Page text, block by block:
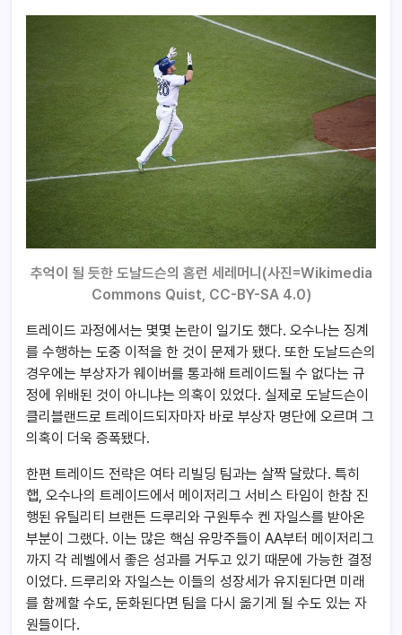
추억이 될 듯한 도날드슨의 홈런 세레머니(사진=Wikimedia
Commons Quist, CC-BY-SA 4.0)
트레이드 과정에서는 몇몇 논란이 일기도 했다. 오수나는 징계
를 수행하는 도중 이적을 한 것이 문제가 됐다. 또한 도날드슨의
경우에는 부상자가 웨이버를 통과해 트레이드될 수 없다는 규
정에 위배된 것이 아니냐는 의혹이 있었다. 실제로 도날드슨이
클리블랜드로 트레이드되자마자 바로 부상자 명단에 오르며 그
의혹이 더욱 증폭됐다.
한편 트레이드 전략은 여타 리빌딩 팀과는 살짝 달랐다. 특히
햅, 오수나의 트레이드에서 메이저리그 서비스 타임이 한참 진
행된 유틸리티 브랜든 드루리와 구원투수 켄 자일스를 받아온
부분이 그랬다. 이는 많은 핵심 유망주들이 AA부터 메이저리그
까지 각 레벨에서 좋은 성과를 거두고 있기 때문에 가능한 결정
이었다. 드루리와 자일스는 이들의 성장세가 유지된다면 미래
를 함께할 수도, 둔화된다면 팀을 다시 옮기게 될 수도 있는 자
원들이다.